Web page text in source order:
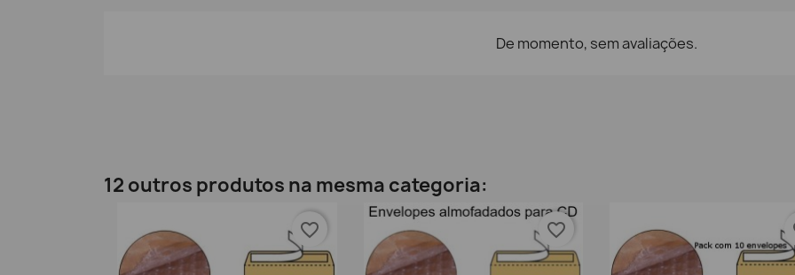
De momento, sem avaliações.
12 outros produtos na mesma categoria:
favorite_border favorite_border